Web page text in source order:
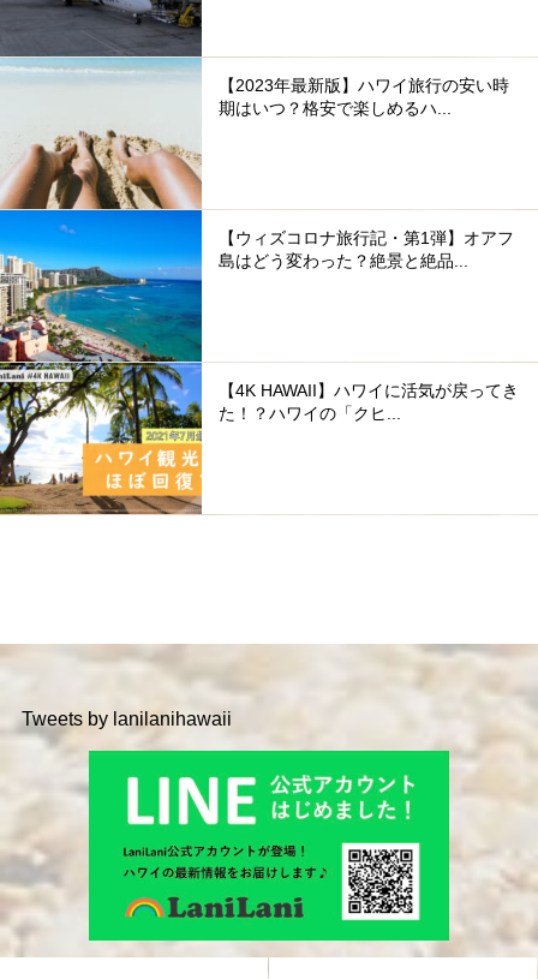
【2023年最新版】ハワイ旅行の安い時
期はいつ？格安で楽しめるハ...
【ウィズコロナ旅行記・第1弾】オアフ
島はどう変わった？絶景と絶品...
【4K HAWAII】ハワイに活気が戻ってき
た！？ハワイの「クヒ...
Tweets by lanilanihawaii